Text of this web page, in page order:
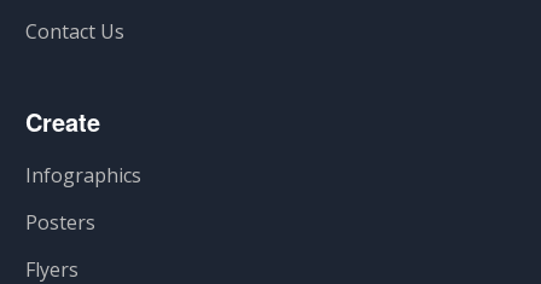
Contact Us
Create
Infographics
Posters
Flyers